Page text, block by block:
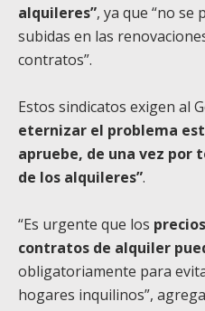
alquileres”, ya que “no se
subidas en las
contratos”.
Estos sindicatos exigen al
eternizar el problema
apruebe, de una vez por
de los alquileres”.
“Es urgente que los
contratos de alquiler
obligatoriamente para
hogares inquilinos”,